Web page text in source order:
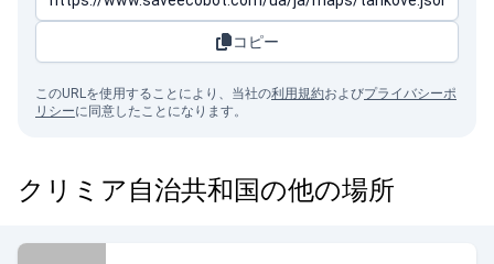
コピー
このURLを使用することにより、当社の利用規約およびプライバシーポ
リシーに同意したことになります。
クリミア自治共和国の他の場所